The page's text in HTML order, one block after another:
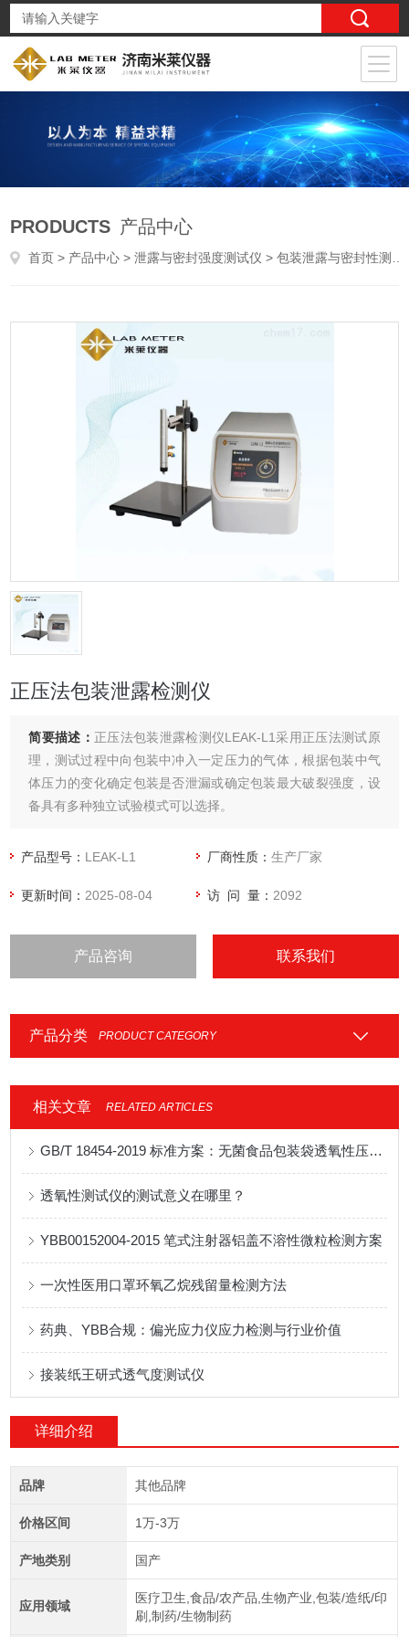
PRODUCTS 产品中心
首页 > 产品中心 >泄露与密封强度测试仪 >包装泄露与密封性测试仪
正压法包装泄露检测仪
简要描述： 正压法包装泄露检测仪LEAK-L1采用正压法测试原
理，测试过程中向包装中冲入一定压力的气体，根据包装中气
体压力的变化确定包装是否泄漏或确定包装最大破裂强度，设
备具有多种独立试验模式可以选择。
产品型号： LEAK-L1 厂商性质：生产厂家
更新时间： 2025-08-04 访 问 量： 2092
产品咨询 联系我们
产品分类 PRODUCT CATEGORY
相关文章 RELATED ARTICLES
GB/T 18454‑2019 标准方案：无菌食品包装袋透氧性压差法检测
透氧性测试仪的测试意义在哪里？
YBB00152004-2015 笔式注射器铝盖不溶性微粒检测方案
一次性医用口罩环氧乙烷残留量检测方法
药典、YBB合规：偏光应力仪应力检测与行业价值
接装纸王研式透气度测试仪
详细介绍
品牌 其他品牌
价格区间 1万-3万
产地类别 国产
应用领域
医疗卫生,食品/农产品,生物产业,包装/造纸/印
刷,制药/生物制药